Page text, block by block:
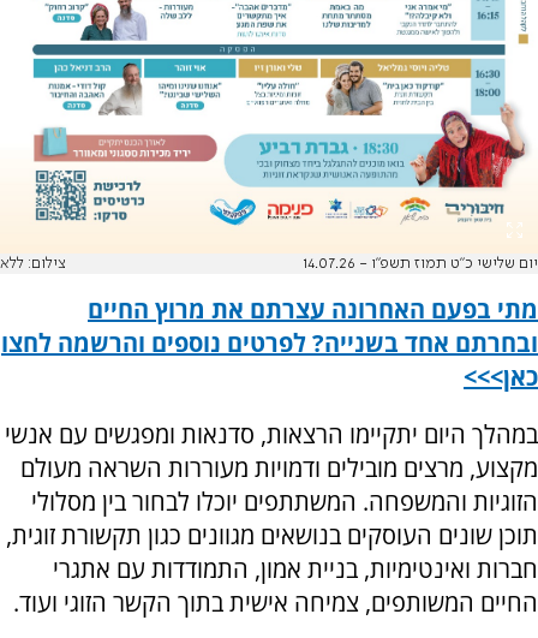
יום שלישי כ"ט תמוז תשפ"ו - 14.07.26 צילום: ללא
מתי בפעם האחרונה עצרתם את מרוץ החיים
ובחרתם אחד בשנייה? לפרטים נוספים והרשמה לחצו
כאן>>>
במהלך היום יתקיימו הרצאות, סדנאות ומפגשים עם אנשי
מקצוע, מרצים מובילים ודמויות מעוררות השראה מעולם
הזוגיות והמשפחה. המשתתפים יוכלו לבחור בין מסלולי
תוכן שונים העוסקים בנושאים מגוונים כגון תקשורת זוגית,
חברות ואינטימיות, בניית אמון, התמודדות עם אתגרי
החיים המשותפים, צמיחה אישית בתוך הקשר הזוגי ועוד.